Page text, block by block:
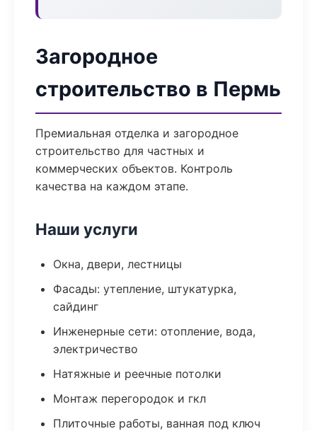
Загородное
строительство в Пермь
Премиальная отделка и загородное
строительство для частных и
коммерческих объектов. Контроль
качества на каждом этапе.
Наши услуги
Окна, двери, лестницы
Фасады: утепление, штукатурка,
сайдинг
Инженерные сети: отопление, вода,
электричество
Натяжные и реечные потолки
Монтаж перегородок и гкл
Плиточные работы, ванная под ключ